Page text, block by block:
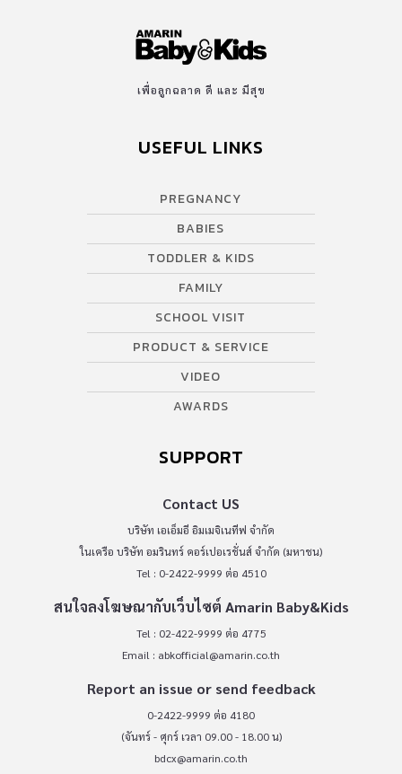
เพื่อลูกฉลาด ดี และ มีสุข
USEFUL LINKS
PREGNANCY
BABIES
TODDLER & KIDS
FAMILY
SCHOOL VISIT
PRODUCT & SERVICE
VIDEO
AWARDS
SUPPORT
Contact US
บริษัท เอเอ็มอี อิมเมจิเนทีฟ จำกัด
ในเครือ บริษัท อมรินทร์ คอร์เปอเรชั่นส์ จำกัด (มหาชน)
Tel : 0-2422-9999 ต่อ 4510
สนใจลงโฆษณากับเว็บไซต์ Amarin Baby&Kids
Tel : 02-422-9999 ต่อ 4775
Email : abkofficial@amarin.co.th
Report an issue or send feedback
0-2422-9999 ต่อ 4180
(จันทร์ - ศุกร์ เวลา 09.00 - 18.00 น)
bdcx@amarin.co.th